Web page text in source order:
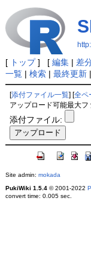
[ トップ] [ 編集| 差
一覧| 検索| 最終更新|
[添付ファイル一覧] [全ペ
アップロード可能最大フ
添付ファイル:
Site admin: mokada
PukiWiki 1.5.4© 2001-2022
convert time: 0.005 sec.